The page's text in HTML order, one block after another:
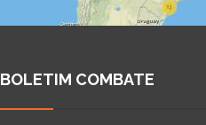
BOLETIM COMBATE